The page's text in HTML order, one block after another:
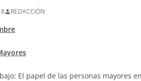
REDACCIÓN
El papel de las personas mayores